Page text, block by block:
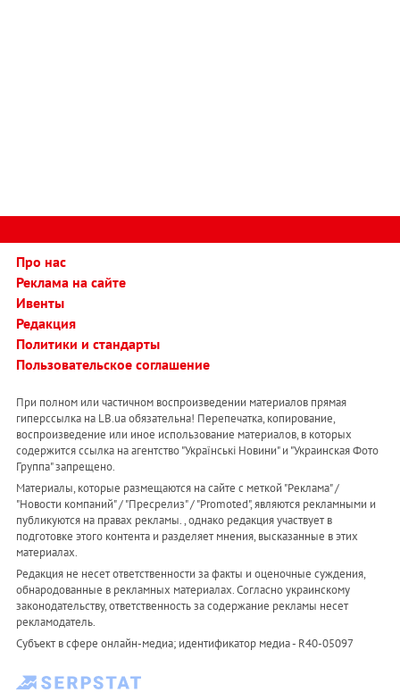
Про нас
Реклама на сайте
Ивенты
Редакция
Политики и стандарты
Пользовательское соглашение
При полном или частичном воспроизведении материалов прямая
гиперссылка на LB.ua обязательна! Перепечатка, копирование,
воспроизведение или иное использование материалов, в которых
содержится ссылка на агентство "Українськi Новини" и "Украинская Фото
Группа" запрещено.
Материалы, которые размещаются на сайте с меткой "Реклама" /
"Новости компаний" / "Пресрелиз" / "Promoted", являются рекламными и
публикуются на правах рекламы. , однако редакция участвует в
подготовке этого контента и разделяет мнения, высказанные в этих
материалах.
Редакция не несет ответственности за факты и оценочные суждения,
обнародованные в рекламных материалах. Согласно украинскому
законодательству, ответственность за содержание рекламы несет
рекламодатель.
Субъект в сфере онлайн-медиа; идентификатор медиа - R40-05097